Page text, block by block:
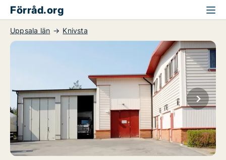
Förråd.org
Uppsala län Knivsta